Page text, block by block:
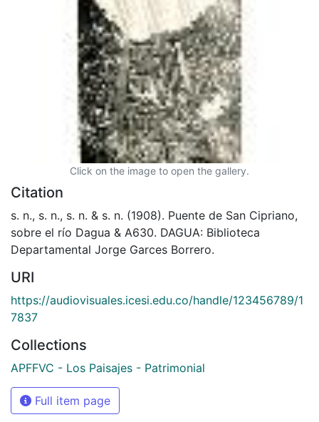
Click on the image to open the gallery.
Citation
s. n., s. n., s. n. & s. n. (1908). Puente de San Cipriano,
sobre el río Dagua & A630. DAGUA: Biblioteca
Departamental Jorge Garces Borrero.
URI
https://audiovisuales.icesi.edu.co/handle/123456789/1
7837
Collections
APFFVC - Los Paisajes - Patrimonial
Full item page